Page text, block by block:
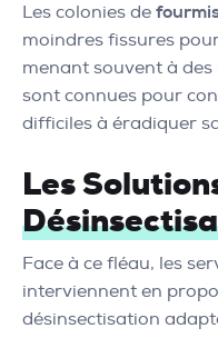
Les colonies de
moindres fissures
menant souvent à
sont connues pour
difficiles à éradiquer
Les
Face à ce fléau, les
interviennent en
désinsectisation